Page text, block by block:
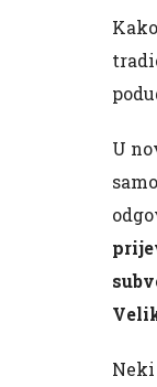
U